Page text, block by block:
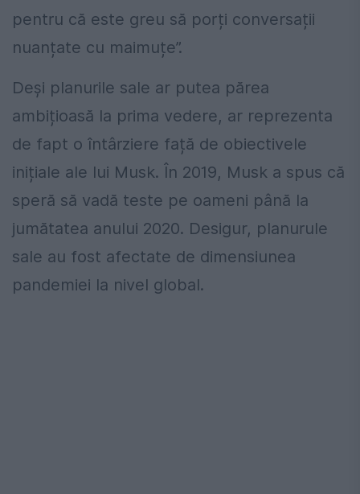
pentru că este greu să porți conversații
nuanțate cu maimuțe”.
Deși planurile sale ar putea părea
ambițioasă la prima vedere, ar reprezenta
de fapt o întârziere față de obiectivele
inițiale ale lui Musk. În 2019, Musk a spus că
speră să vadă teste pe oameni până la
jumătatea anului 2020. Desigur, planurule
sale au fost afectate de dimensiunea
pandemiei la nivel global.